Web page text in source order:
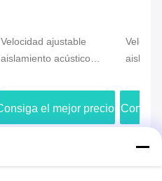
Velocidad ajustable